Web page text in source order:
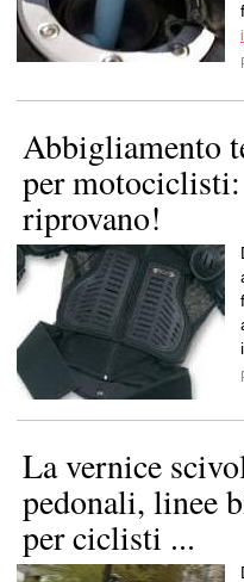
Abbigliamento
per
riprovano!
La vernice
pedonali, linee
per ciclisti ...